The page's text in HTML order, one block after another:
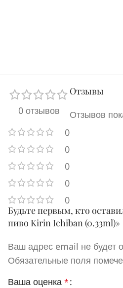
0 отзывов
0
0
0
0
0
Отзывы
Отзывов
Будьте первым, кто
пиво Kirin Ichiban (0.33ml)»
Ваш адрес email не будет
Обязательные поля
Ваша оценка *